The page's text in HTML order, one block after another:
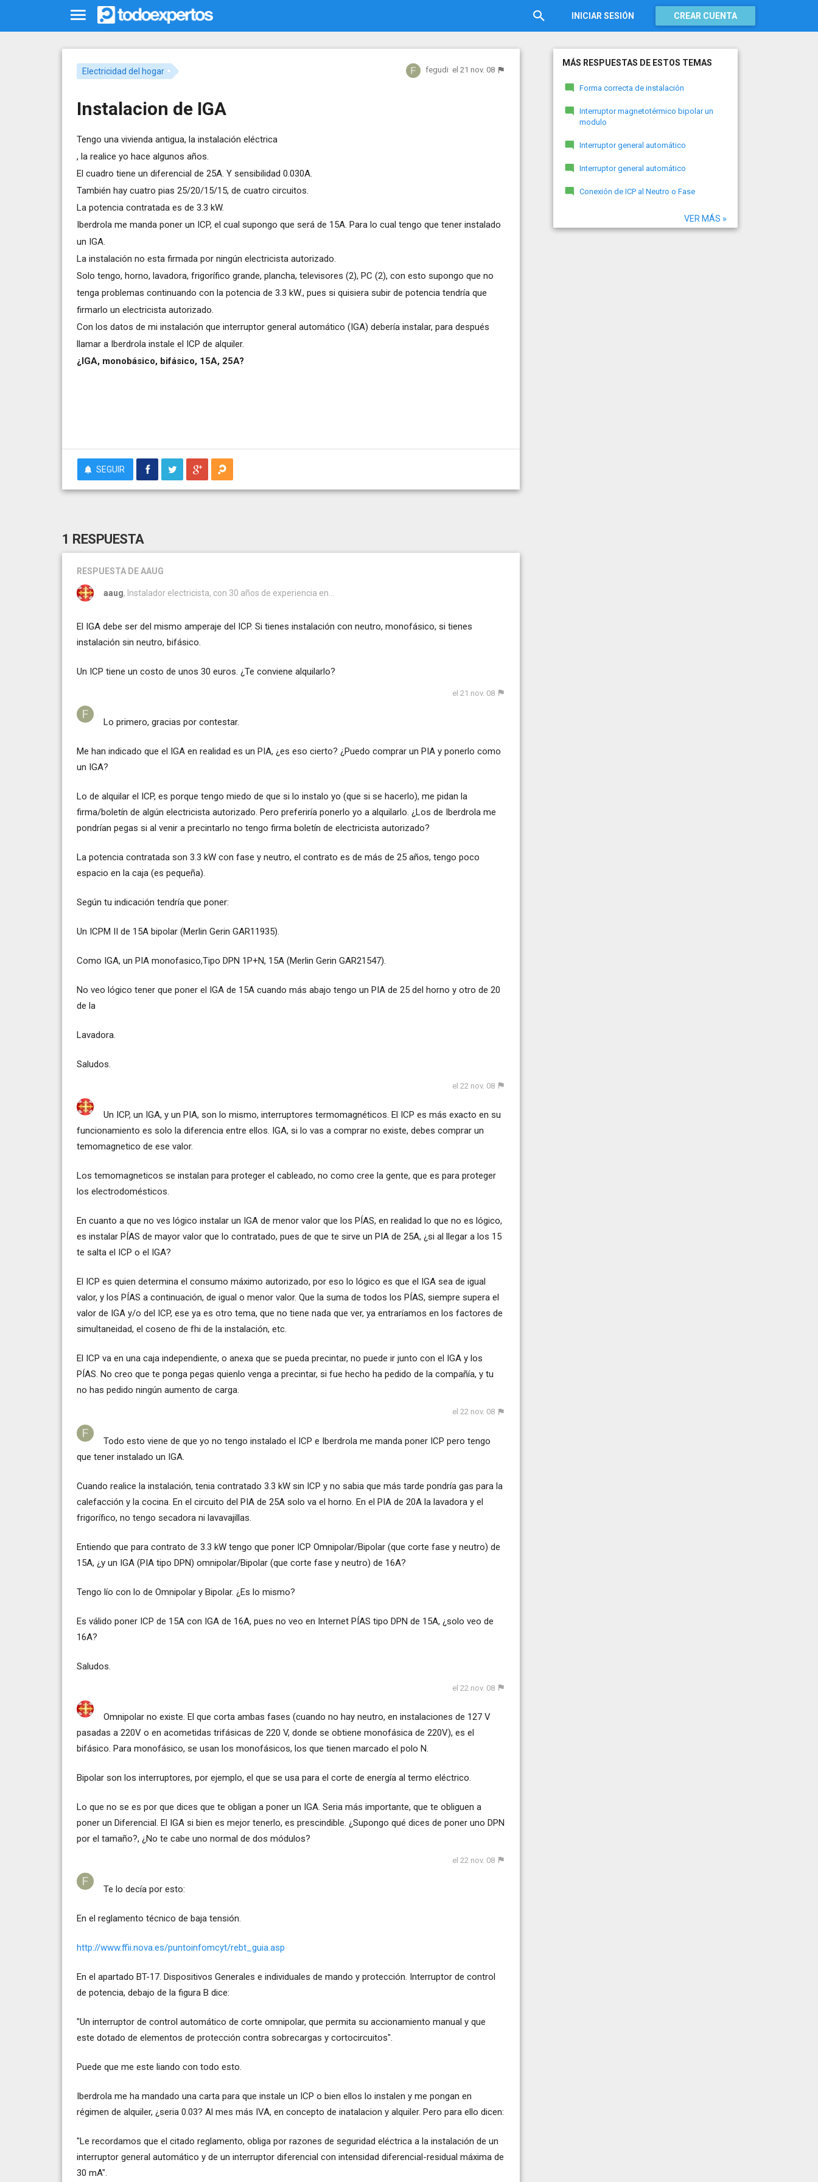
INICIAR SESIÓN CREAR CUENTA
Electricidad del hogar fegudi el 21 nov. 08
Instalacion de IGA
Tengo una vivienda antigua, la instalación eléctrica
, la realice yo hace algunos años.
El cuadro tiene un diferencial de 25A. Y sensibilidad 0.030A.
También hay cuatro pias 25/20/15/15, de cuatro circuitos.
La potencia contratada es de 3.3 kW.
Iberdrola me manda poner un ICP, el cual supongo que será de 15A. Para lo cual tengo que tener instalado
un IGA.
La instalación no esta firmada por ningún electricista autorizado.
Solo tengo, horno, lavadora, frigorífico grande, plancha, televisores (2), PC (2), con esto supongo que no
tenga problemas continuando con la potencia de 3.3 kW., pues si quisiera subir de potencia tendría que
firmarlo un electricista autorizado.
Con los datos de mi instalación que interruptor general automático (IGA) debería instalar, para después
llamar a Iberdrola instale el ICP de alquiler.
¿IGA, monobásico, bifásico, 15A, 25A?
SEGUIR
1 RESPUESTA
RESPUESTA DE AAUG
aaug, Instalador electricista, con 30 años de experiencia en...
El IGA debe ser del mismo amperaje del ICP. Si tienes instalación con neutro, monofásico, si tienes
instalación sin neutro, bifásico.
Un ICP tiene un costo de unos 30 euros. ¿Te conviene alquilarlo?
el 21 nov. 08
Lo primero, gracias por contestar.
Me han indicado que el IGA en realidad es un PIA, ¿es eso cierto? ¿Puedo comprar un PIA y ponerlo como
un IGA?
Lo de alquilar el ICP, es porque tengo miedo de que si lo instalo yo (que si se hacerlo), me pidan la
firma/boletín de algún electricista autorizado. Pero preferiría ponerlo yo a alquilarlo. ¿Los de Iberdrola me
pondrían pegas si al venir a precintarlo no tengo firma boletín de electricista autorizado?
La potencia contratada son 3.3 kW con fase y neutro, el contrato es de más de 25 años, tengo poco
espacio en la caja (es pequeña).
Según tu indicación tendría que poner:
Un ICPM II de 15A bipolar (Merlin Gerin GAR11935).
Como IGA, un PIA monofasico,Tipo DPN 1P+N, 15A (Merlin Gerin GAR21547).
No veo lógico tener que poner el IGA de 15A cuando más abajo tengo un PIA de 25 del horno y otro de 20
de la
Lavadora.
Saludos.
el 22 nov. 08
Un ICP, un IGA, y un PIA, son lo mismo, interruptores termomagnéticos. El ICP es más exacto en su
funcionamiento es solo la diferencia entre ellos. IGA, si lo vas a comprar no existe, debes comprar un
temomagnetico de ese valor.
Los temomagneticos se instalan para proteger el cableado, no como cree la gente, que es para proteger
los electrodomésticos.
En cuanto a que no ves lógico instalar un IGA de menor valor que los PÍAS, en realidad lo que no es lógico,
es instalar PÍAS de mayor valor que lo contratado, pues de que te sirve un PIA de 25A, ¿si al llegar a los 15
te salta el ICP o el IGA?
El ICP es quien determina el consumo máximo autorizado, por eso lo lógico es que el IGA sea de igual
valor, y los PÍAS a continuación, de igual o menor valor. Que la suma de todos los PÍAS, siempre supera el
valor de IGA y/o del ICP, ese ya es otro tema, que no tiene nada que ver, ya entraríamos en los factores de
simultaneidad, el coseno de fhi de la instalación, etc.
El ICP va en una caja independiente, o anexa que se pueda precintar, no puede ir junto con el IGA y los
PÍAS. No creo que te ponga pegas quienlo venga a precintar, si fue hecho ha pedido de la compañía, y tu
no has pedido ningún aumento de carga.
el 22 nov. 08
Todo esto viene de que yo no tengo instalado el ICP e Iberdrola me manda poner ICP pero tengo
que tener instalado un IGA.
Cuando realice la instalación, tenia contratado 3.3 kW sin ICP y no sabia que más tarde pondría gas para la
calefacción y la cocina. En el circuito del PIA de 25A solo va el horno. En el PIA de 20A la lavadora y el
frigorífico, no tengo secadora ni lavavajillas.
Entiendo que para contrato de 3.3 kW tengo que poner ICP Omnipolar/Bipolar (que corte fase y neutro) de
15A, ¿y un IGA (PIA tipo DPN) omnipolar/Bipolar (que corte fase y neutro) de 16A?
Tengo lío con lo de Omnipolar y Bipolar. ¿Es lo mismo?
Es válido poner ICP de 15A con IGA de 16A, pues no veo en Internet PÍAS tipo DPN de 15A, ¿solo veo de
16A?
Saludos.
el 22 nov. 08
Omnipolar no existe. El que corta ambas fases (cuando no hay neutro, en instalaciones de 127 V
pasadas a 220V o en acometidas trifásicas de 220 V, donde se obtiene monofásica de 220V), es el
bifásico. Para monofásico, se usan los monofásicos, los que tienen marcado el polo N.
Bipolar son los interruptores, por ejemplo, el que se usa para el corte de energía al termo eléctrico.
Lo que no se es por que dices que te obligan a poner un IGA. Seria más importante, que te obliguen a
poner un Diferencial. El IGA si bien es mejor tenerlo, es prescindible. ¿Supongo qué dices de poner uno DPN
por el tamaño?, ¿No te cabe uno normal de dos módulos?
el 22 nov. 08
Te lo decía por esto:
En el reglamento técnico de baja tensión.
http://www.ffii.nova.es/puntoinfomcyt/rebt_guia.asp
En el apartado BT-17. Dispositivos Generales e individuales de mando y protección. Interruptor de control
de potencia, debajo de la figura B dice:
"Un interruptor de control automático de corte omnipolar, que permita su accionamiento manual y que
este dotado de elementos de protección contra sobrecargas y cortocircuitos".
Puede que me este liando con todo esto.
Iberdrola me ha mandado una carta para que instale un ICP o bien ellos lo instalen y me pongan en
régimen de alquiler, ¿seria 0.03? Al mes más IVA, en concepto de inatalacion y alquiler. Pero para ello dicen:
"Le recordamos que el citado reglamento, obliga por razones de seguridad eléctrica a la instalación de un
interruptor general automático y de un interruptor diferencial con intensidad diferencial-residual máxima de
30 mA".
MÁS RESPUESTAS DE ESTOS TEMAS
Forma correcta de instalación
Interruptor magnetotérmico bipolar un
modulo
Interruptor general automático
Interruptor general automático
Conexión de ICP al Neutro o Fase
VER MÁS »